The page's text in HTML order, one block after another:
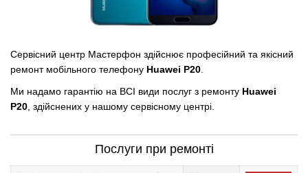
Сервісний центр Мастерфон здійснює професійний та якісний
ремонт мобільного телефону Huawei P20
Ми надамо гарантію на ВСІ види послуг з ремонту Huawei
P20 , здійснених у нашому сервісному центрі.
Послуги при ремонті